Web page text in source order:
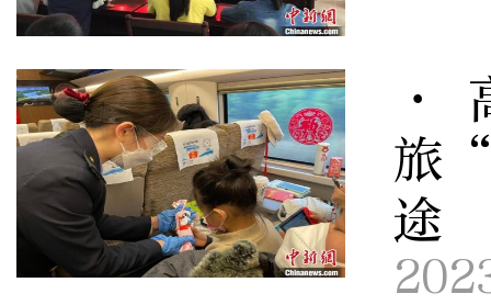
·
旅
途